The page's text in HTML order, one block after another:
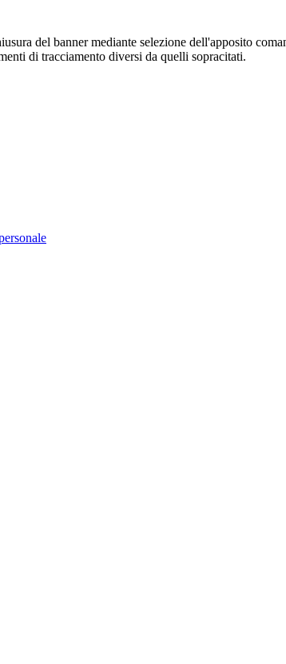
del banner mediante selezione dell'apposito
di tracciamento diversi da quelli sopracitati.